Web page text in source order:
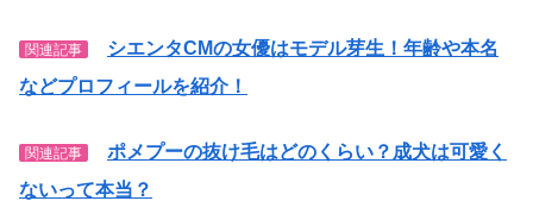
関連記事
シエンタCMの女優はモデル芽生！年齢や本名
などプロフィールを紹介！
関連記事
ポメプーの抜け毛はどのくらい？成犬は可愛く
ないって本当？